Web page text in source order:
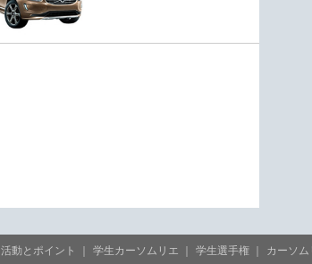
活動とポイント 学生カーソムリエ 学生選手権
カーソム